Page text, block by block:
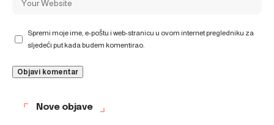
Spremi moje ime, e-poštu i web-stranicu u ovom internet pregledniku za
sljedeći put kada budem komentirao.
Nove objave